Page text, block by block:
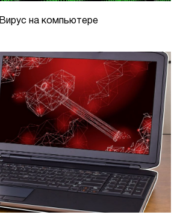
Вирус на компьютере